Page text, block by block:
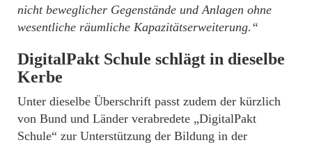
nicht beweglicher Gegenstände und Anlagen ohne
wesentliche räumliche Kapazitätserweiterung.“
DigitalPakt Schule schlägt in dieselbe
Kerbe
Unter dieselbe Überschrift passt zudem der kürzlich
von Bund und Länder verabredete „DigitalPakt
Schule“ zur Unterstützung der Bildung in der